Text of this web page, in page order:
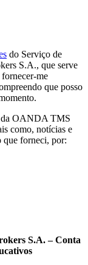
do Serviço de
S.A., que serve
fornecer-me
que posso
da OANDA TMS
como, notícias e
que forneci, por:
S.A. – Conta